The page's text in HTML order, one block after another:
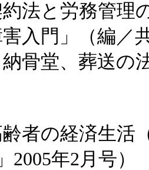
と労務管理
門」（編／
堂、葬送の
の経済生活（
2005年2月号）